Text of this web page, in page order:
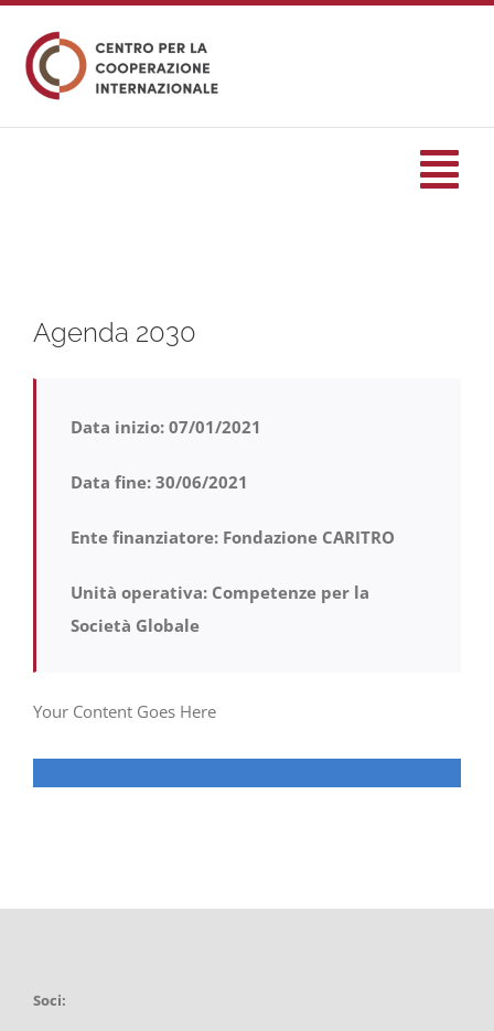
contenuto
formazione
Servizi
Progetti
In rete con
Agenda 2030
Data inizio: 07/01/2021
Data fine: 30/06/2021
Ente finanziatore: Fondazione CARITRO
Unità operativa: Competenze per la
Società Globale
Your Content Goes Here
Soci: